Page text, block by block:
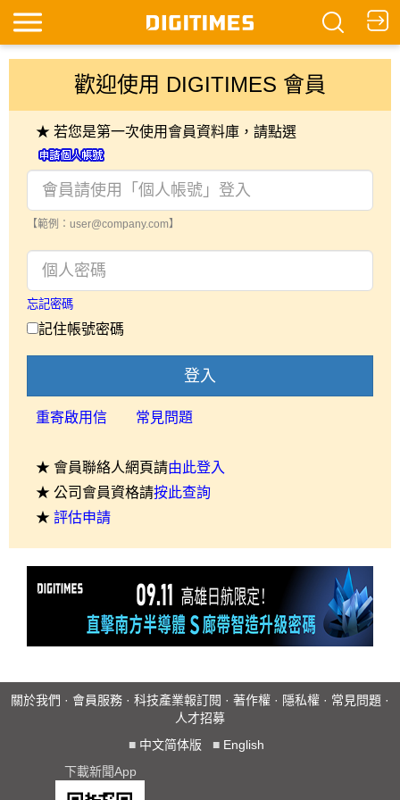
歡迎使用 DIGITIMES 會員
★ 若您是第一次使用會員資料庫，請點選
【範例：user@company.com】
忘記密碼
記住帳號密碼
登入
重寄啟用信 常見問題
★ 會員聯絡人網頁請由此登入
★ 公司會員資格請按此查詢
★ 評估申請
關於我們 · 會員服務 · 科技產業報訂閱 · 著作權 · 隱私權 · 常見問題 ·
人才招募
■ 中文简体版 ■ English
下載新聞App